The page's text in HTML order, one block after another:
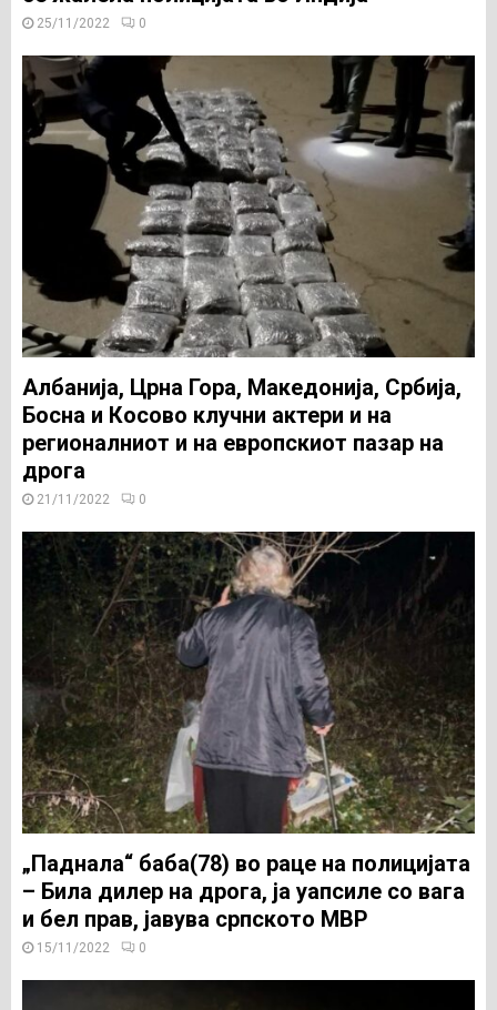
25/11/2022 0
Албанија, Црна Гора, Македонија, Србија,
Босна и Косово клучни актери и на
регионалниот и на европскиот пазар на
дрога
21/11/2022 0
„Паднала“ баба(78) во раце на полицијата
– Била дилер на дрога, ја уапсиле со вага
и бел прав, јавува српското МВР
15/11/2022 0